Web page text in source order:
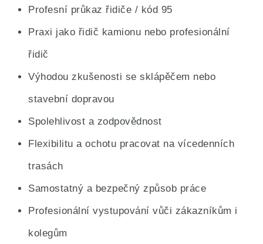
Profesní průkaz řidiče / kód 95
Praxi jako řidič kamionu nebo profesionální
řidič
Výhodou zkušenosti se sklápěčem nebo
stavební dopravou
Spolehlivost a zodpovědnost
Flexibilitu a ochotu pracovat na vícedenních
trasách
Samostatný a bezpečný způsob práce
Profesionální vystupování vůči zákazníkům i
kolegům